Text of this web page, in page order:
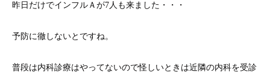
昨日だけでインフルＡが7人も来ました・・・
予防に徹しないとですね。
普段は内科診療はやってないので怪しいときは近隣の内科を受診